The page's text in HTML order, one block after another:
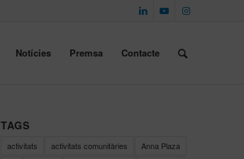
Notícies Premsa Contacte
TAGS
activitats activitats comunitàries
Anna Plaza